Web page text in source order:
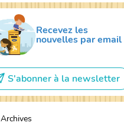
Recevez les
nouvelles par email
S'abonner à la newsletter
Archives